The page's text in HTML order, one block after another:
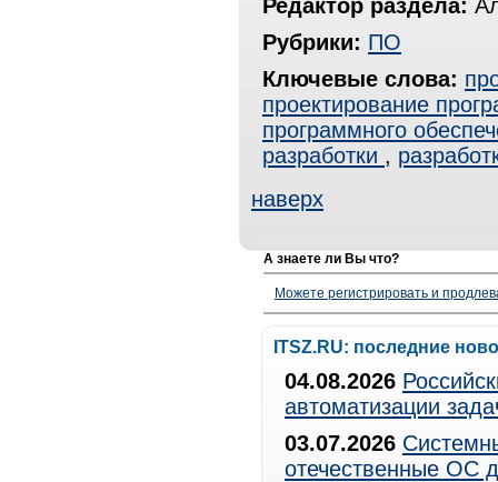
Редактор раздела:
Рубрики: ПО
Ключевые слова:
проектирование
программного
разработки ,
наверх
А знаете ли Вы что?
Можете регистрировать и
ITSZ.RU: последние
04.08.2026
автоматизации
03.07.2026
отечественные ОС